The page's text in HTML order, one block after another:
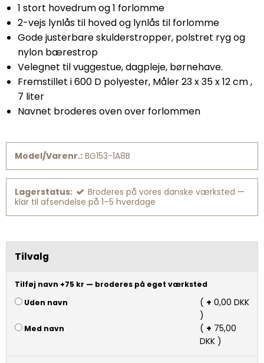
1 stort hovedrum og 1 forlomme
2-vejs lynlås til hoved og lynlås til forlomme
Gode justerbare skulderstropper, polstret ryg og
nylon bærestrop
Velegnet til vuggestue, dagpleje, børnehave.
Fremstillet i 600 D polyester, Måler 23 x 35 x 12 cm ,
7 liter
Navnet broderes oven over forlommen
Model/Varenr.: BG153-1A8B
Lagerstatus:
Broderes på vores danske værksted —
klar til afsendelse på 1–5 hverdage
Tilvalg
Tilføj navn +75 kr — broderes på eget værksted
Uden navn
( + 0,00 DKK
)
Med navn ( + 75,00
DKK )